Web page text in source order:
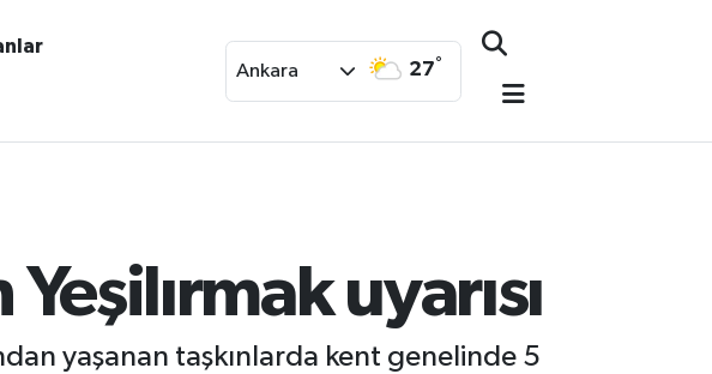
Ankara 27°
uyarısı
yaşanan taşkınlarda kent genelinde 5